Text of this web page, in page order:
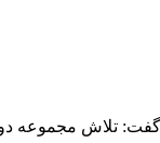
تلاش مجموعه